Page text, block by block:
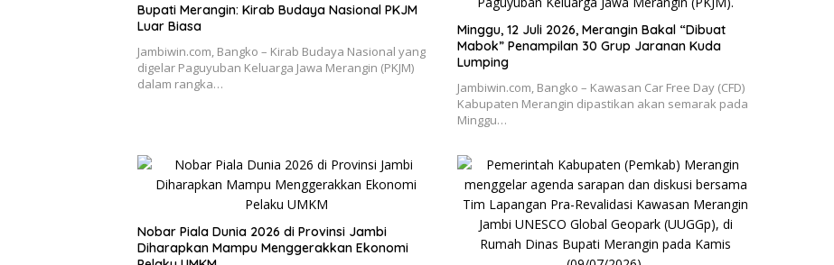
Bupati Merangin: Kirab Budaya Nasional PKJM
Luar Biasa
Jambiwin.com, Bangko – Kirab Budaya Nasional yang
digelar Paguyuban Keluarga Jawa Merangin (PKJM)
dalam rangka…
Minggu, 12 Juli 2026, Merangin Bakal “Dibuat
Mabok” Penampilan 30 Grup Jaranan Kuda
Lumping
Jambiwin.com, Bangko – Kawasan Car Free Day (CFD)
Kabupaten Merangin dipastikan akan semarak pada
Minggu…
Nobar Piala Dunia 2026 di Provinsi Jambi
Diharapkan Mampu Menggerakkan Ekonomi